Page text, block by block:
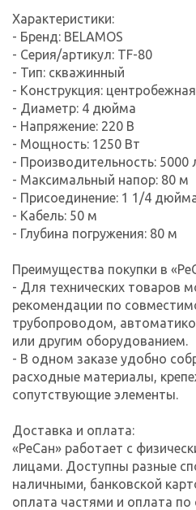
Характеристики:
- Бренд: BELAMOS
- Серия/артикул: TF-80
- Тип: скважинный
- Конструкция: центробежная
- Диаметр: 4 дюйма
- Напряжение: 220 В
- Мощность: 1250 Вт
- Производительность: 5000
- Максимальный напор: 80 м
- Присоединение: 1 1/4
- Кабель: 50 м
- Глубина погружения: 80 м
Преимущества покупки в
- Для технических товаров
рекомендации по
трубопроводом,
или другим оборудованием.
- В одном заказе удобно
расходные материалы,
сопутствующие элементы.
Доставка и оплата:
«РеСан» работает с
лицами. Доступны разные
наличными, банковской
оплата частями и оплата по